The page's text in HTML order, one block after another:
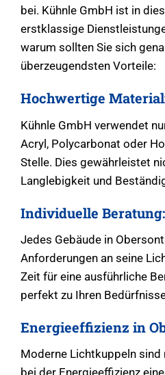
bei. Kühnle GmbH ist in
erstklassige
warum sollten Sie sich
überzeugendsten Vorteile:
Hochwertige
Kühnle GmbH verwendet
Acryl, Polycarbonat oder
Stelle. Dies gewährleistet
Langlebigkeit und
Individuelle Beratung:
Jedes Gebäude in
Anforderungen an seine
Zeit für eine ausführliche
perfekt zu Ihren
Energieeffizienz in
Moderne Lichtkuppeln sind